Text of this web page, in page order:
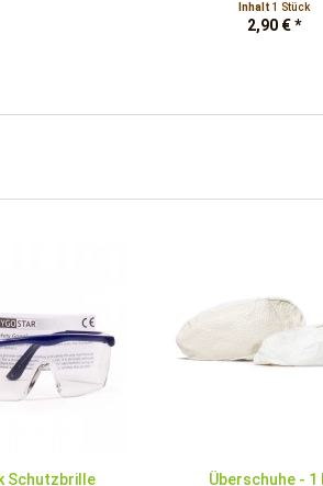
Inhalt 1 Stück
2,90 € *
Schutzbrille Überschuhe - 1